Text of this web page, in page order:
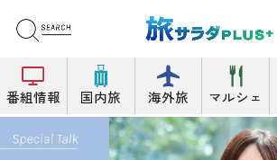
番組情報 国内旅 海外旅 マルシェ